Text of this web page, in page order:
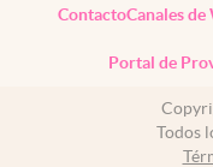
ContactoCanales
Portal de
Todos